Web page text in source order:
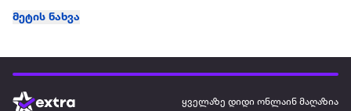
მეტის ნახვა
ყველაზე დიდი ონლაინ მაღაზია